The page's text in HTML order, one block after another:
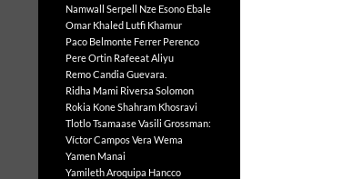
Namwall Serpell Nze Esono Ebale
Omar Khaled Lutfi Khamur
Paco Belmonte Ferrer Perenco
Pere Ortin Rafeeat Aliyu
Remo Candia Guevara.
Ridha Mami Riversa Solomon
Rokia KoneShahram Khosravi
Tlotlo TsamaaseVasili Grossman:
Víctor Campos Vera Wema
Yamen Manai
Yamileth Aroquipa Hancco